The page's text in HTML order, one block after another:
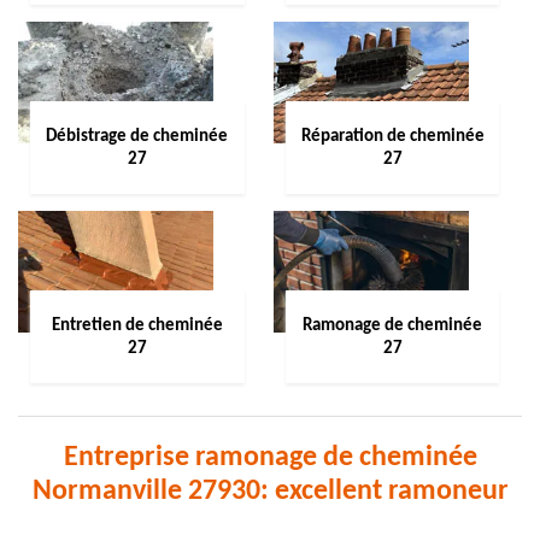
Débistrage de cheminée
27
Réparation de cheminée
27
Entretien de cheminée
27
Ramonage de cheminée
27
Entreprise ramonage de cheminée
Normanville 27930: excellent ramoneur